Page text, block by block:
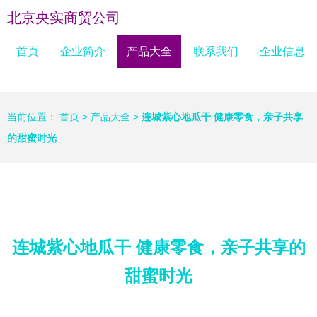
北京央实商贸公司
首页 企业简介 产品大全 联系我们 企业信息
当前位置： 首页 > 产品大全 > 连城紫心地瓜干 健康零食，亲子共享
的甜蜜时光
连城紫心地瓜干 健康零食，亲子共享的
甜蜜时光